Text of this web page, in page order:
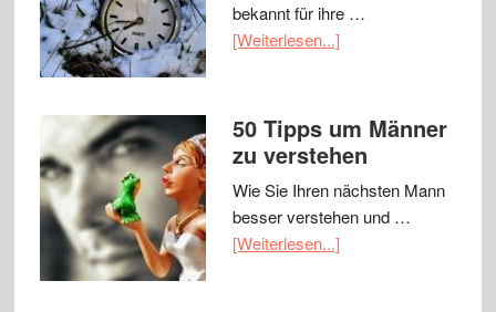
bekannt für ihre …
[Weiterlesen...]
50 Tipps um Männer
zu verstehen
Wie Sie Ihren nächsten Mann
besser verstehen und …
[Weiterlesen...]